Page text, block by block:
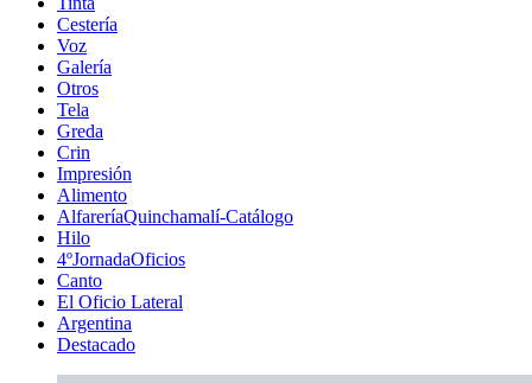
Cestería
Voz
Galería
Otros
Tela
Greda
Crin
Impresión
Alimento
AlfareríaQuinchamalí-Catálogo
Hilo
4ºJornadaOficios
Canto
El Oficio Lateral
Argentina
Destacado